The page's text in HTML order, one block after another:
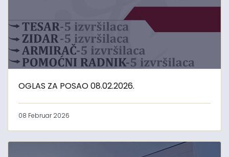
OGLAS ZA POSAO 08.02.2026.
08 Februar 2026